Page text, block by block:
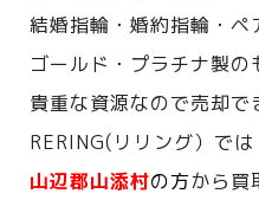
結婚指輪・婚約指輪・ペ
ゴールド・プラチナ製の
貴重な資源なので売却で
RERING(リリング）では
山辺郡山添村の方から買